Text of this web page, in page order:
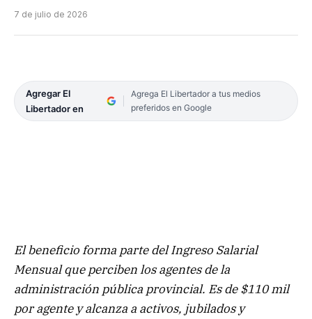
7 de julio de 2026
Agregar El
Libertador en
Agrega El Libertador a tus medios
preferidos en Google
El beneficio forma parte del Ingreso Salarial
Mensual que perciben los agentes de la
administración pública provincial. Es de $110 mil
por agente y alcanza a activos, jubilados y